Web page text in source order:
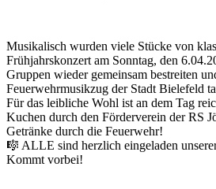
Musikalisch wurden viele Stücke von
Frühjahrskonzert am Sonntag, den
Gruppen wieder gemeinsam bestreiten
Feuerwehrmusikzug der Stadt Bielefeld
Für das leibliche Wohl ist an dem Tag
Kuchen durch den Förderverein der RS
Getränke durch die Feuerwehr!
🎼 ALLE sind herzlich eingeladen
Kommt vorbei!